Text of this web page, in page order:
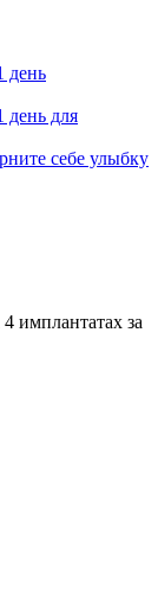
день
день для
себе улыбку
имплантатах за